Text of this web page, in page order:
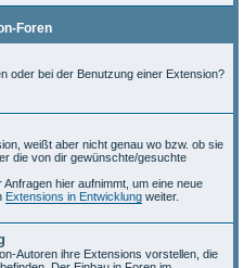
Foren
oder bei der Benutzung einer Extension?
weißt aber nicht genau wo bzw. ob sie
die von dir gewünschte/gesuchte
hier aufnimmt, um eine neue
Extensions in Entwicklung weiter.
Autoren ihre Extensions vorstellen, die